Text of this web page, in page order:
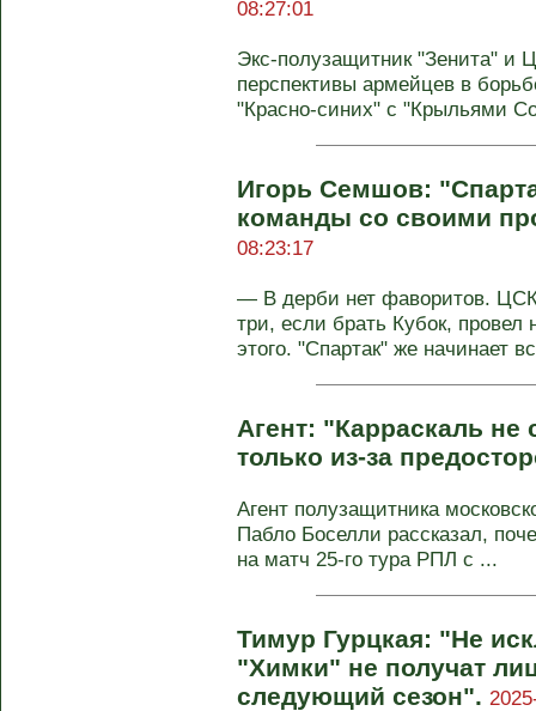
08:27:01
Экс-полузащитник "Зенита"
перспективы армейцев в
"Красно-синих" с "Крыльями
Игорь Семшов:
команды со своими
08:23:17
— В дерби нет фаворитов.
три, если брать Кубок, провел
этого. "Спартак" же начинает
Агент: "Карраскаль
только из-за
Агент полузащитника
Пабло Боселли рассказал,
на матч 25-го тура РПЛ с ...
Тимур Гурцкая: "Не
"Химки" не получат
следующий сезон".